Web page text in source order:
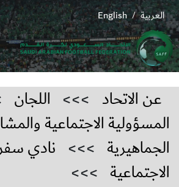
English / العربية
عن الاتحاد >>> اللجان
المسؤولية الاجتماعية
الجماهيرية >>> نادي
الاجتماعية >>>